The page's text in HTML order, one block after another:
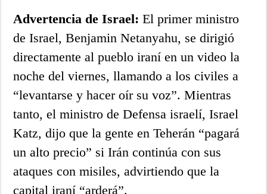
Advertencia de Israel:El primer ministro
de Israel, Benjamin Netanyahu, se dirigió
directamente al pueblo iraní en un video la
noche del viernes, llamando a los civiles a
“levantarse y hacer oír su voz”. Mientras
tanto, el ministro de Defensa israelí, Israel
Katz, dijo que la gente en Teherán “pagará
un alto precio” si Irán continúa con sus
ataques con misiles, advirtiendo que la
capital iraní “arderá”.